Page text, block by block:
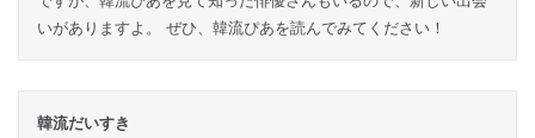
いがありますよ。 ぜひ、韓流ぴあを読んでみてください！
韓流だいすき